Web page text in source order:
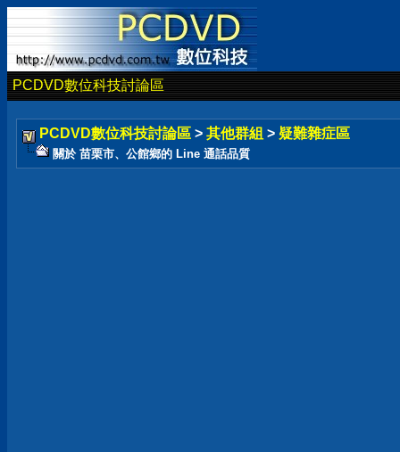
PCDVD數位科技討論區
PCDVD數位科技討論區 > 其他群組 > 疑難雜症區
關於 苗栗市、公館鄉的 Line 通話品質